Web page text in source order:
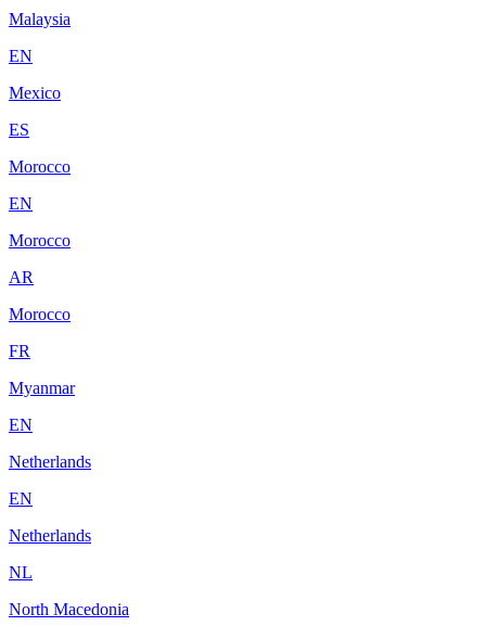
Malaysia
EN
Mexico
ES
Morocco
EN
Morocco
AR
Morocco
FR
Myanmar
EN
Netherlands
EN
Netherlands
NL
North Macedonia